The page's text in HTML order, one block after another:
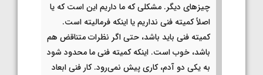
چیزهای دیگر. مشکلی که ما داریم این است که یا
اصلاً کمیته فنی نداریم یا اینکه فرمالیته است.
کمیته فنی باید باشد، حتی اگر نظرات متناقض هم
باشد، خوب است. اینکه کمیته فنی ما محدود شود
به یکی دو آدم، کاری پیش نمی‌رود. کار فنی ابعاد